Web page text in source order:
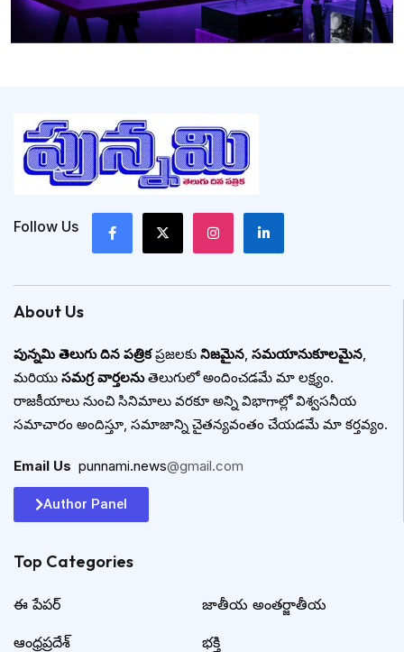
Follow Us
About Us
పున్నమి తెలుగు దిన పత్రికప్రజలకు నిజమైన, సమయానుకూలమైన,
మరియు సమగ్ర వార్తలనుతెలుగులో అందించడమే మా లక్ష్యం.
రాజకీయాలు నుంచి సినిమాలు వరకూ అన్ని విభాగాల్లో విశ్వసనీయ
సమాచారం అందిస్తూ, సమాజాన్ని చైతన్యవంతం చేయడమే మా కర్తవ్యం.
Email Us punnami.news@gmail.com
Author Panel
Top Categories​
ఈ పేపర్
ఆంధ్రప్రదేశ్
జాతీయ అంతర్జాతీయ
భక్తి